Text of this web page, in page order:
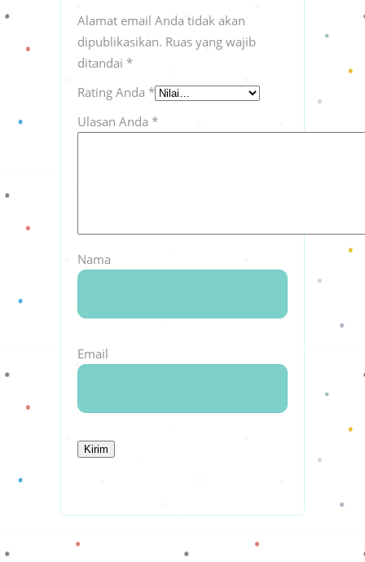
Alamat email Anda tidak akan
dipublikasikan. Ruas yang wajib
ditandai *
Rating Anda *
Ulasan Anda *
Nama
Email